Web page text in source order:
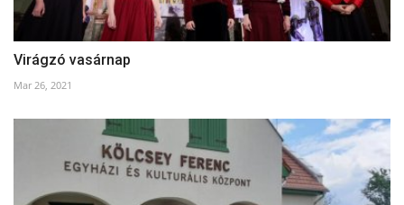
Virágzó vasárnap
Mar 26, 2021